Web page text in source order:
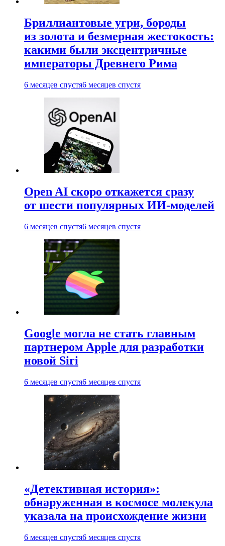
Бриллиантовые угри, бороды
из золота и безмерная жестокость:
какими были эксцентричные
императоры Древнего Рима
6 месяцев спустя6 месяцев спустя
Open AI скоро откажется сразу
от шести популярных ИИ-моделей
6 месяцев спустя6 месяцев спустя
Google могла не стать главным
партнером Apple для разработки
новой Siri
6 месяцев спустя6 месяцев спустя
«Детективная история»:
обнаруженная в космосе молекула
указала на происхождение жизни
6 месяцев спустя6 месяцев спустя